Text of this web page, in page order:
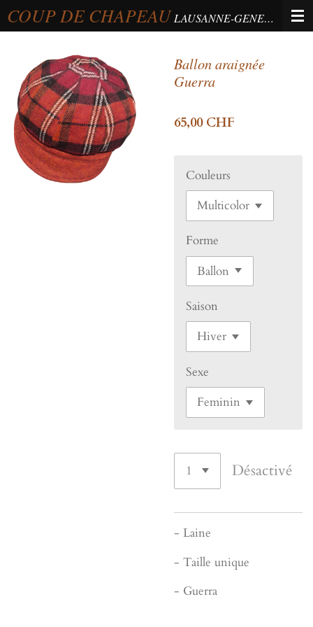
Passer
au
principal
COUP DE CHAPEAU LAUSANNE-GENEVA-BERNE
Ballon araignée
Guerra
65,00 CHF
Couleurs
Forme
Saison
Sexe
Désactivé
- Laine
- Taille unique
- Guerra